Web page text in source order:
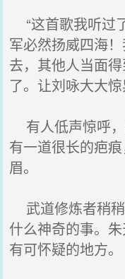
“这首歌我听过
军必然扬威四海
去，其他人当面
了。让刘咏大大惊
有人低声惊呼，
有一道很长的疤
眉。
武道修炼者稍
什么神奇的事。
有可怀疑的地方。